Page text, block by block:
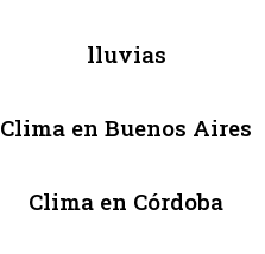
lluvias
Clima en Buenos Aires
Clima en Córdoba